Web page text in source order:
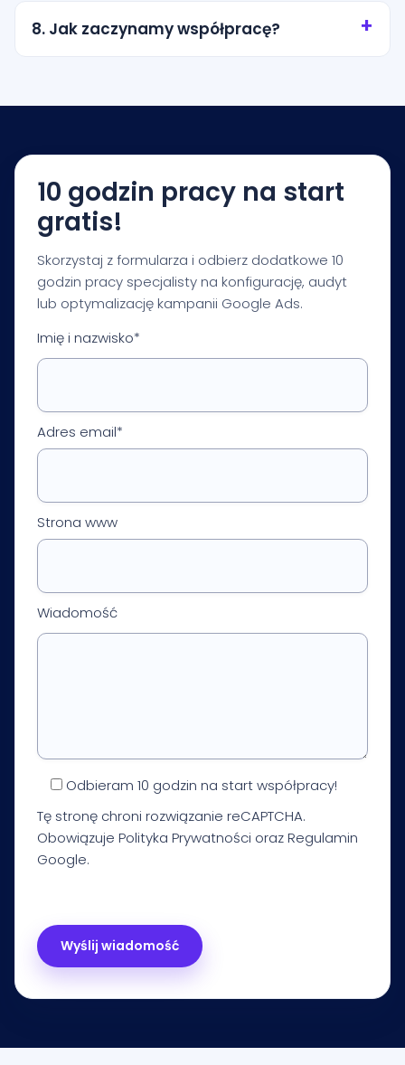
miasto, promień wokół lokalizacji albo wybrane
obszary obsługi. Zakres ustalamy tak, aby nie
8. Jak zaczynamy współpracę?
rekomendacje dotyczące budżetu, struktury
optymalizacji.
10 godzin pracy na start
gratis!
Skorzystaj z formularza i odbierz dodatkowe 10
godzin pracy specjalisty na konfigurację, audyt
lub optymalizację kampanii Google Ads.
Imię i nazwisko*
Adres email*
Strona www
Wiadomość
Odbieram 10 godzin na start współpracy!
Tę stronę chroni rozwiązanie reCAPTCHA.
Obowiązuje Polityka Prywatności orazRegulamin
Google.